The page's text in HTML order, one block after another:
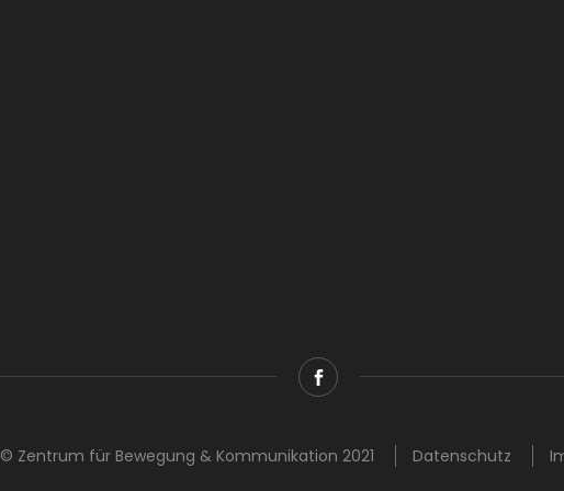
© Zentrum für Bewegung & Kommunikation 2021 Datenschutz